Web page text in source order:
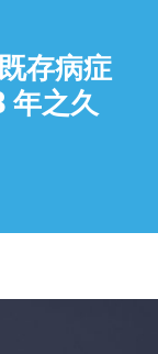
存病症
年之久